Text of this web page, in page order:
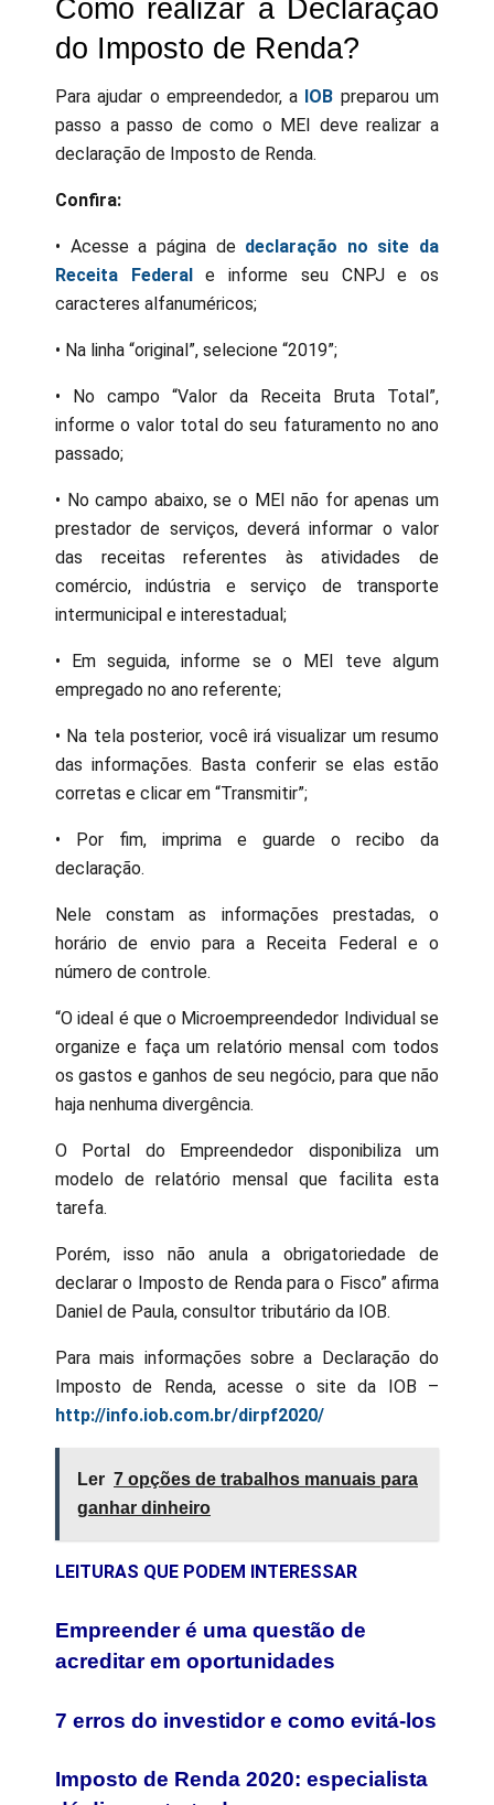
Como realizar a Declaração
do Imposto de Renda?
Para ajudar o empreendedor, a IOB preparou um
passo a passo de como o MEI deve realizar a
declaração de Imposto de Renda.
Confira:
• Acesse a página de declaração no site da
Receita Federal
e informe seu CNPJ e os
caracteres alfanuméricos;
• Na linha “original”, selecione “2019”;
• No campo “Valor da Receita Bruta Total”,
informe o valor total do seu faturamento no ano
passado;
• No campo abaixo, se o MEI não for apenas um
prestador de serviços, deverá informar o valor
das receitas referentes às atividades de
comércio, indústria e serviço de transporte
intermunicipal e interestadual;
• Em seguida, informe se o MEI teve algum
empregado no ano referente;
• Na tela posterior, você irá visualizar um resumo
das informações. Basta conferir se elas estão
corretas e clicar em “Transmitir”;
• Por fim, imprima e guarde o recibo da
declaração.
Nele constam as informações prestadas, o
horário de envio para a Receita Federal e o
número de controle.
“O ideal é que o Microempreendedor Individual se
organize e faça um relatório mensal com todos
os gastos e ganhos de seu negócio, para que não
haja nenhuma divergência.
O Portal do Empreendedor disponibiliza um
modelo de relatório mensal que facilita esta
tarefa.
Porém, isso não anula a obrigatoriedade de
declarar o Imposto de Renda para o Fisco” afirma
Daniel de Paula, consultor tributário da IOB.
Para mais informações sobre a Declaração do
Imposto de Renda, acesse o site da IOB –
http://info.iob.com.br/dirpf2020/
Ler 7 opções de trabalhos manuais para
ganhar dinheiro
LEITURAS QUE PODEM INTERESSAR
Empreender é uma questão de
acreditar em oportunidades
7 erros do investidor e como evitá-los
Imposto de Renda 2020: especialista